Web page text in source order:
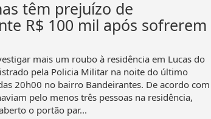
têm prejuízo de
R$ 100 mil após sofrerem
mais um roubo à residência em Lucas do
pela Policia Militar na noite do último
20h00 no bairro Bandeirantes. De acordo com
pelo menos três pessoas na residência,
o portão par...